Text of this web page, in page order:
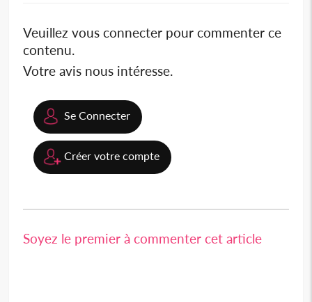
Veuillez vous connecter pour commenter ce
contenu.
Votre avis nous intéresse.
Se Connecter
Créer votre compte
Soyez le premier à commenter cet article